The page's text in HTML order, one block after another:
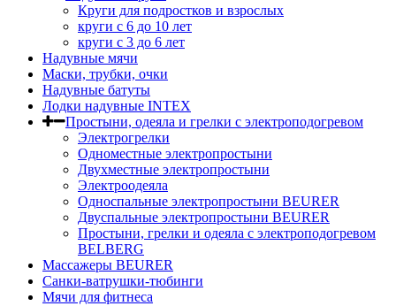
Круги для подростков и взрослых
круги с 6 до 10 лет
круги c 3 до 6 лет
Надувные мячи
Маски, трубки, очки
Надувные батуты
Лодки надувные INTEX
Простыни, одеяла и грелки с электроподогревом
Электрогрелки
Одноместные электропростыни
Двухместные электропростыни
Электроодеяла
Односпальные электропростыни BEURER
Двуспальные электропростыни BEURER
Простыни, грелки и одеяла с электроподогревом
BELBERG
Массажеры BEURER
Санки-ватрушки-тюбинги
Мячи для фитнеса